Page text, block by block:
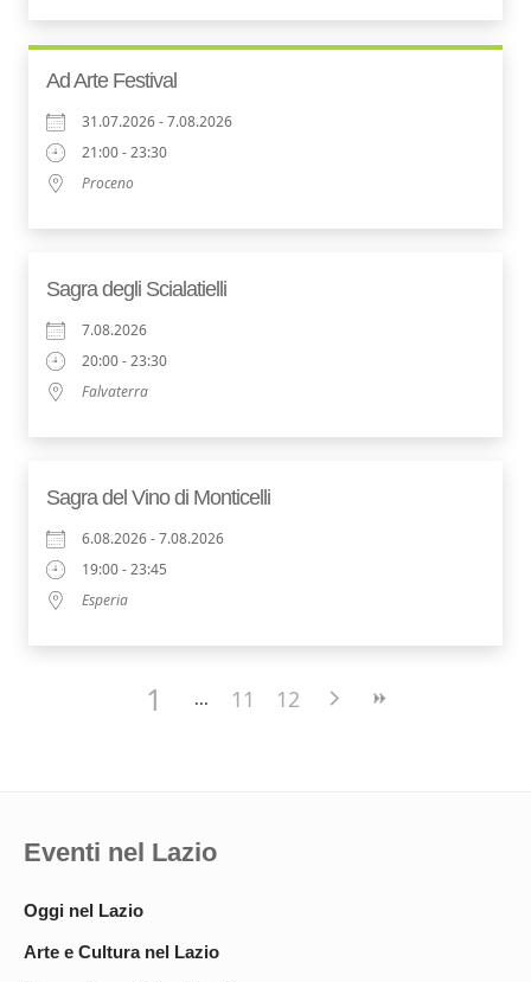
Ad Arte Festival
31.07.2026 - 7.08.2026
21:00 - 23:30
Proceno
Sagra degli Scialatielli
7.08.2026
20:00 - 23:30
Falvaterra
Sagra del Vino di Monticelli
6.08.2026 - 7.08.2026
19:00 - 23:45
Esperia
1 11 12
Eventi nel Lazio
Oggi nel Lazio
Arte e Cultura nel Lazio